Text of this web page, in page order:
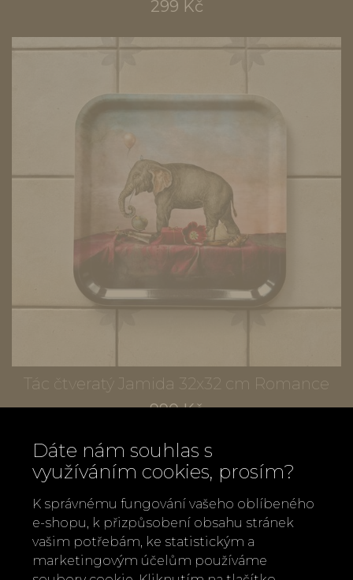
299 Kč
Tác čtveratý Jamida 32x32 cm Romance
990 Kč
Dáte nám souhlas s
využíváním cookies, prosím?
K správnému fungování vašeho oblíbeného
e-shopu, k přizpůsobení obsahu stránek
vašim potřebám, ke statistickým a
marketingovým účelům používáme